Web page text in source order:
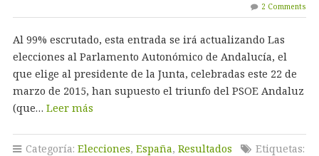
2 Comments
Al 99% escrutado, esta entrada se irá actualizando Las
elecciones al Parlamento Autonómico de Andalucía, el
que elige al presidente de la Junta, celebradas este 22 de
marzo de 2015, han supuesto el triunfo del PSOE Andaluz
(que… Leer más
Categoría: Elecciones, España, Resultados
Etiquetas: